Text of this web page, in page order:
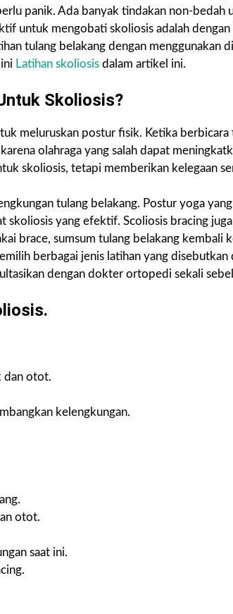
panik. Ada banyak tindakan non-
untuk mengobati skoliosis adalah
tulang belakang dengan menggunakan
Latihan skoliosis dalam artikel ini.
Skoliosis?
meluruskan postur fisik. Ketika berbicara
olahraga yang salah dapat
skoliosis, tetapi memberikan kelegaan
tulang belakang. Postur yoga
yang efektif. Scoliosis bracing
brace, sumsum tulang belakang kembali
berbagai jenis latihan yang disebutkan
dengan dokter ortopedi sekali
dan otot.
kelengkungan.
otot.
saat ini.